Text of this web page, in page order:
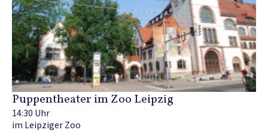
Puppentheater im Zoo Leipzig
14:30 Uhr
im Leipziger Zoo